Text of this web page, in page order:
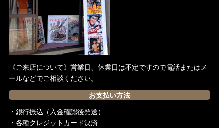
《ご来店について》営業日、休業日は不定ですので電話またはメ
ールなどでご相談ください。
お支払い方法
・銀行振込（入金確認後発送）
・各種クレジットカード決済